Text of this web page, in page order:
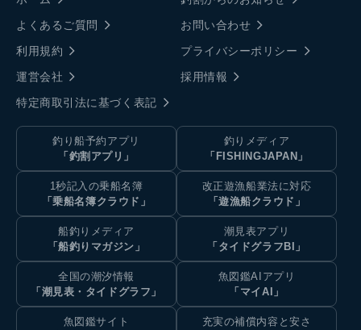
よくあるご質問
お問い合わせ
利用規約
プライバシーポリシー
運営会社
採用情報
特定商取引法に基づく表記
釣り船予約アプリ
「釣割アプリ」
釣りメディア
「FISHINGJAPAN」
1秒記入の乗船名簿
「乗船名簿クラウド」
改正遊漁船業法に対応
「遊漁船クラウド」
船釣りメディア
「船釣りマガジン」
潮見表アプリ
「タイドグラフBI」
全国の潮汐情報
「潮見表・タイドグラフ」
魚図鑑AIアプリ
「マイAI」
魚図鑑サイト
充実の補償内容と安さ